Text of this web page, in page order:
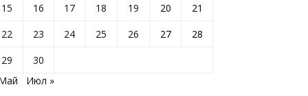
15 16 17 18 19 20
21
22
23 24 25 26 27
28
29
30
Июл »